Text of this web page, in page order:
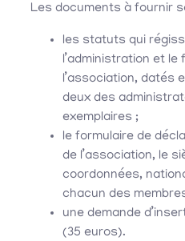
Les documents à fournir
les statuts qui
l’administration et
l’association, datés
deux des
exemplaires ;
le formulaire de
de l’association, le
coordonnées,
chacun des
une demande
(35 euros).